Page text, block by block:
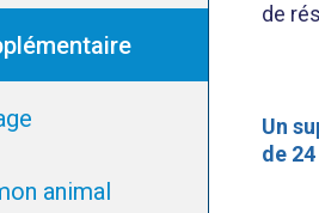
animal
de
Un
de